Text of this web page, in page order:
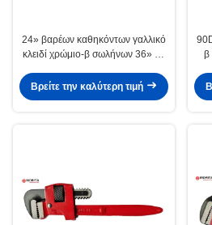
24» βαρέων καθηκόντων γαλλικό
κλειδί χρώμιο-β σωλήνων 36» 48
το σωλήνα για να αποφύγει την
ολίσθηση
Βρείτε την καλύτερη τιμή
β